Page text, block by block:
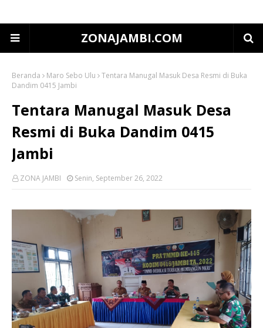
ZONAJAMBI.COM
Beranda Maro Sebo Ulu
Tentara Manugal Masuk Desa Resmi di Buka
Dandim 0415 Jambi
Tentara Manugal Masuk Desa
Resmi di Buka Dandim 0415
Jambi
ZONA JAMBI Senin, September 26, 2022